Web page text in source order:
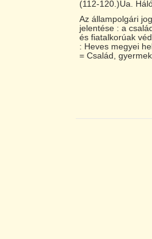
(112-120.)Ua.
Az állampolgári
jelentése : a
és fiatalkorúak
: Heves megyei
= Család,